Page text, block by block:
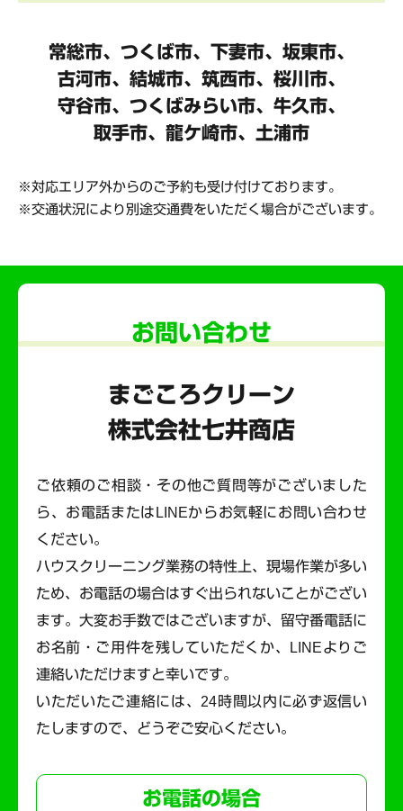
常総市、つくば市、下妻市、坂東市、
古河市、結城市、筑西市、桜川市、
守谷市、 つくばみらい市、牛久市、
取手市、龍ケ崎市、土浦市
対応エリア外からのご予約も受け付けております。
交通状況により別途交通費をいただく場合がございます。
お問い合わせ
まごころクリーン
株式会社七井商店
ご依頼のご相談・その他ご質問等がございました
ら、お電話またはLINEからお気軽にお問い合わせ
ください。
ハウスクリーニング業務の特性上、現場作業が多い
ため、お電話の場合はすぐ出られないことがござい
ます。 大変お手数ではございますが、留守番電話に
お名前・ご用件を残していただくか、LINEよりご
連絡いただけますと幸いです。
いただいたご連絡には、24時間以内に必ず返信い
たしますので、どうぞご安心ください。
お電話の場合